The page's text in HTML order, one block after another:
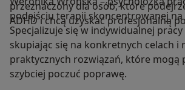
przeznaczony dla osób, które
ADHD i chcą uzyskać profesjonalną
podejściu terapii skoncentrowanej na
Specjalizuje się w indywidualnej pracy
skupiając się na konkretnych celach i
praktycznych rozwiązań, które mogą
szybciej poczuć poprawę.